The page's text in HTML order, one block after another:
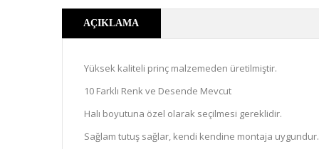
AÇIKLAMA
Yüksek kaliteli prinç malzemeden üretilmiştir.
10 Farklı Renk ve Desende Mevcut
Halı boyutuna özel olarak seçilmesi gereklidir.
Sağlam tutuş sağlar, kendi kendine montaja uygundur.